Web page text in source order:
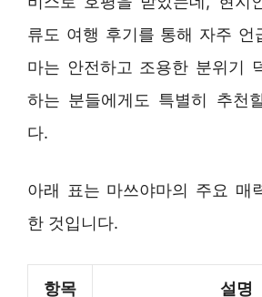
류도 여행 후기를 통해 자주 언
마는 안전하고 조용한 분위기
하는 분들에게도 특별히 추천
다.
아래 표는 마쓰야마의 주요 매
한 것입니다.
항목 설명